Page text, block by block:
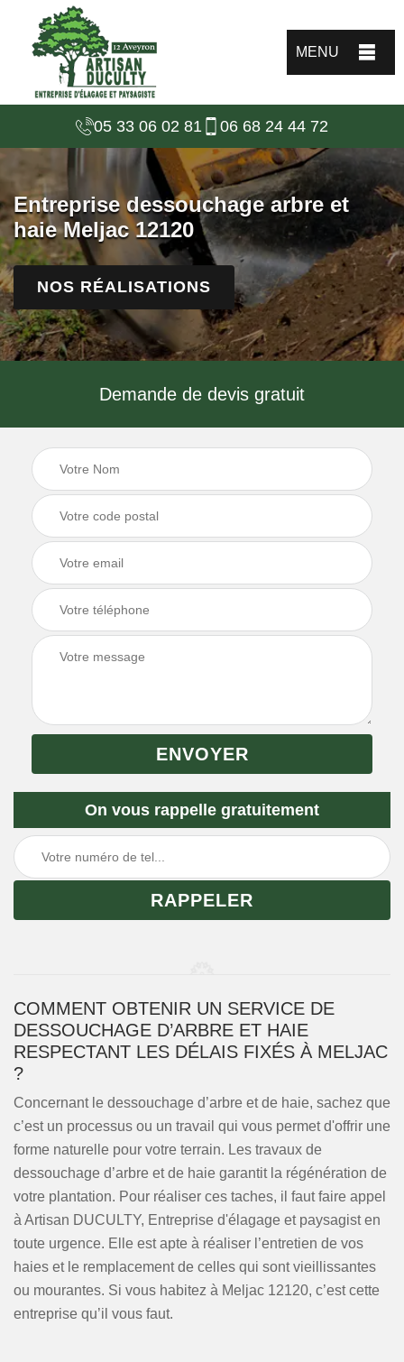
MENU
05 33 06 02 81 06 68 24 44 72
Entreprise dessouchage arbre et
haie Meljac 12120
NOS RÉALISATIONS
Demande de devis gratuit
On vous rappelle gratuitement
COMMENT OBTENIR UN SERVICE DE
DESSOUCHAGE D’ARBRE ET HAIE
RESPECTANT LES DÉLAIS FIXÉS À MELJAC
?
Concernant le dessouchage d’arbre et de haie, sachez que
c’est un processus ou un travail qui vous permet d'offrir une
forme naturelle pour votre terrain. Les travaux de
dessouchage d’arbre et de haie garantit la régénération de
votre plantation. Pour réaliser ces taches, il faut faire appel
à Artisan DUCULTY, Entreprise d'élagage et paysagist en
toute urgence. Elle est apte à réaliser l’entretien de vos
haies et le remplacement de celles qui sont vieillissantes
ou mourantes. Si vous habitez à Meljac 12120, c’est cette
entreprise qu’il vous faut.